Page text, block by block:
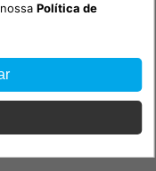
nossaPolítica de